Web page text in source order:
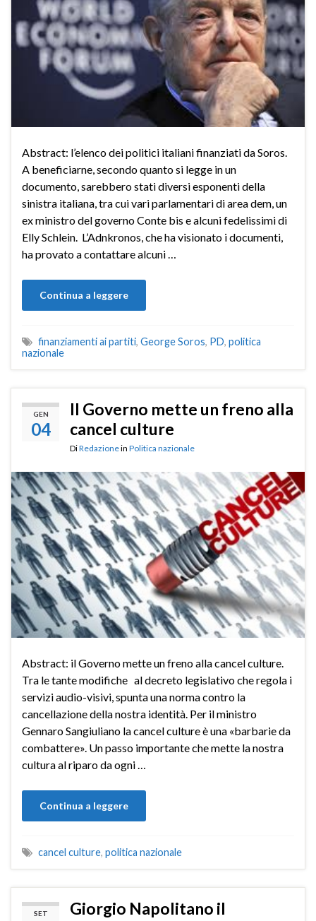
Abstract: l’elenco dei politici italiani finanziati da Soros.
A beneficiarne, secondo quanto si legge in un
documento, sarebbero stati diversi esponenti della
sinistra italiana, tra cui vari parlamentari di area dem, un
ex ministro del governo Conte bis e alcuni fedelissimi di
Elly Schlein. L’Adnkronos, che ha visionato i documenti,
ha provato a contattare alcuni …
Continua a leggere
finanziamenti ai partiti, George Soros, PD, politica
nazionale
GEN
04
Il Governo mette un freno alla
cancel culture
DiRedazionein Politica nazionale
Abstract: il Governo mette un freno alla cancel culture.
Tra le tante modifiche al decreto legislativo che regola i
servizi audio-visivi, spunta una norma contro la
cancellazione della nostra identità. Per il ministro
Gennaro Sangiuliano la cancel culture è una «barbarie da
combattere». Un passo importante che mette la nostra
cultura al riparo da ogni …
Continua a leggere
cancel culture, politica nazionale
SET
Giorgio Napolitano il